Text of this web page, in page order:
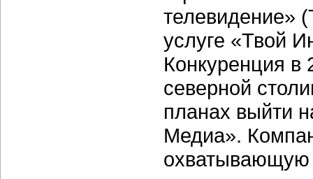
телевидение»
услуге «Твой
Конкуренция в
северной
планах выйти
Медиа».
охватывающую